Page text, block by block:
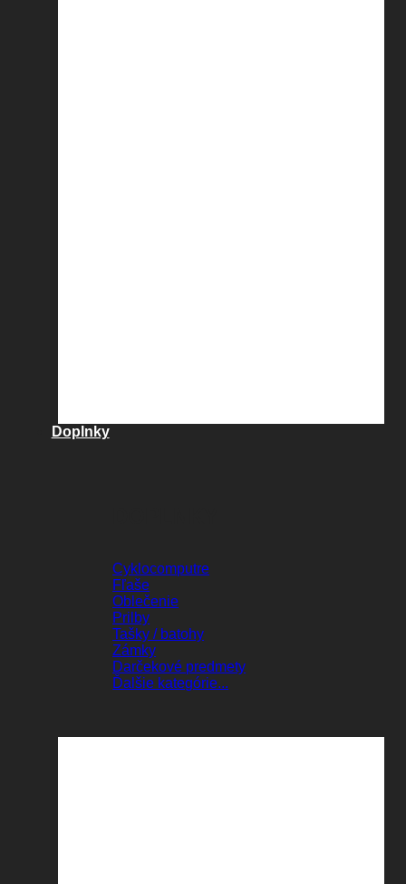
Doplnky
Cyklocomputre
Fľaše
Oblečenie
Prilby
Tašky / batohy
Zámky
Darčekové predmety
Ďalšie kategórie...